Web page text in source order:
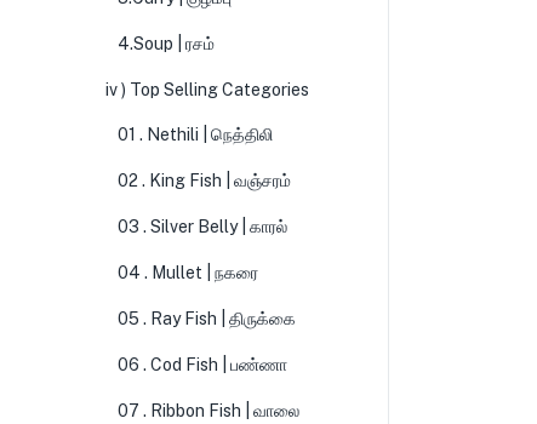
4.Soup | ரசம்
iv ) Top Selling Categories
01 . Nethili | நெத்திலி
02 . King Fish | வஞ்சரம்
03 . Silver Belly | காரல்
04 . Mullet | நகரை
05 . Ray Fish | திருக்கை
06 . Cod Fish | பண்ணா
07 . Ribbon Fish | வாலை